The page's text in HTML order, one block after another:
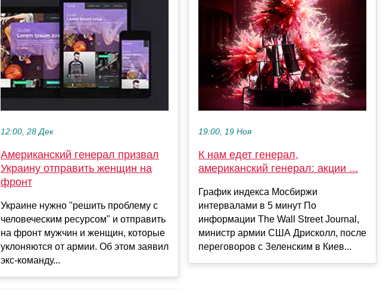
12:00, 28 Дек
Американский генерал призвал
Украину отправить женщин на
фронт
Украине нужно "решить проблему с
человеческим ресурсом" и отправить
на фронт мужчин и женщин, которые
уклоняются от армии. Об этом заявил
экс-команду...
19:00, 19 Ноя
К нам едет генерал,
американский генерал: акции ...
График индекса Мосбиржи
интервалами в 5 минут По
информации The Wall Street Journal,
министр армии США Дрисколл, после
переговоров с Зеленским в Киев...